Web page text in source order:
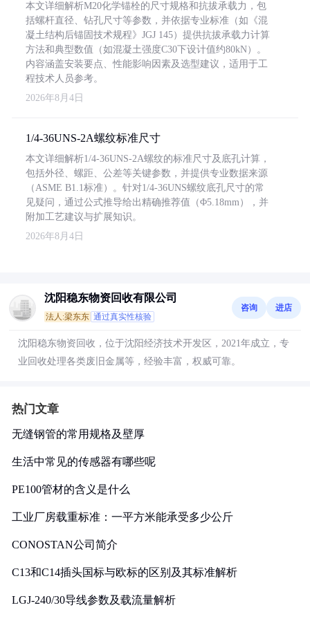
本文详细解析M20化学锚栓的尺寸规格和抗拔承载力，包
括螺杆直径、钻孔尺寸等参数，并依据专业标准（如《混
凝土结构后锚固技术规程》JGJ 145）提供抗拔承载力计算
方法和典型数值（如混凝土强度C30下设计值约80kN）。
内容涵盖安装要点、性能影响因素及选型建议，适用于工
程技术人员参考。
2026年8月4日
1/4-36UNS-2A螺纹标准尺寸
本文详细解析1/4-36UNS-2A螺纹的标准尺寸及底孔计算，
包括外径、螺距、公差等关键参数，并提供专业数据来源
（ASME B1.1标准）。针对1/4-36UNS螺纹底孔尺寸的常
见疑问，通过公式推导给出精确推荐值（Φ5.18mm），并
附加工艺建议与扩展知识。
2026年8月4日
沈阳稳东物资回收有限公司
法人:梁东东 通过真实性核验
咨询 进店
沈阳稳东物资回收，位于沈阳经济技术开发区，2021年成立，专
业回收处理各类废旧金属等，经验丰富，权威可靠。
热门文章
无缝钢管的常用规格及壁厚
生活中常见的传感器有哪些呢
PE100管材的含义是什么
工业厂房载重标准：一平方米能承受多少公斤
CONOSTAN公司简介
C13和C14插头国标与欧标的区别及其标准解析
LGJ-240/30导线参数及载流量解析